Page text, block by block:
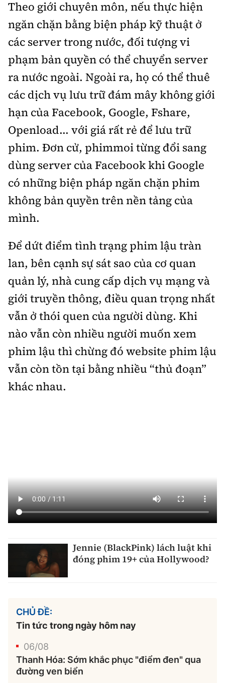
Theo giới chuyên môn, nếu thực hiện
ngăn chặn bằng biện pháp kỹ thuật ở
các server trong nước, đối tượng vi
phạm bản quyền có thể chuyển server
ra nước ngoài. Ngoài ra, họ có thể thuê
các dịch vụ lưu trữ đám mây không giới
hạn của Facebook, Google, Fshare,
Openload... với giá rất rẻ để lưu trữ
phim. Đơn cử, phimmoi từng đổi sang
dùng server của Facebook khi Google
có những biện pháp ngăn chặn phim
không bản quyền trên nền tảng của
mình.
Để dứt điểm tình trạng phim lậu tràn
lan, bên cạnh sự sát sao của cơ quan
quản lý, nhà cung cấp dịch vụ mạng và
giới truyền thông, điều quan trọng nhất
vẫn ở thói quen của người dùng. Khi
nào vẫn còn nhiều người muốn xem
phim lậu thì chừng đó website phim lậu
vẫn còn tồn tại bằng nhiều “thủ đoạn”
khác nhau.
Jennie (BlackPink) lách luật khi
đóng phim 19+ của Hollywood?
CHỦ ĐỀ:
Tin tức trong ngày hôm nay
06/08
Thanh Hóa: Sớm khắc phục "điểm đen" qua
đường ven biển